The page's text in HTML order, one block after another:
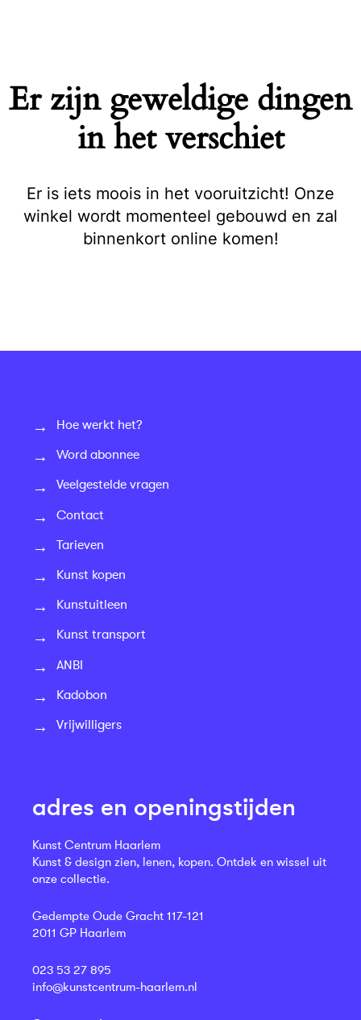
Er zijn geweldige dingen
in het verschiet
Er is iets moois in het vooruitzicht! Onze
winkel wordt momenteel gebouwd en zal
binnenkort online komen!
Hoe werkt het?
Word abonnee
Veelgestelde vragen
Contact
Tarieven
Kunst kopen
Kunstuitleen
Kunst transport
ANBI
Kadobon
Vrijwilligers
adres en openingstijden
Kunst Centrum Haarlem
Kunst & design zien, lenen, kopen. Ontdek en wissel uit
onze collectie.
Gedempte Oude Gracht 117-121
2011 GP Haarlem
023 53 27 895
info@kunstcentrum-haarlem.nl